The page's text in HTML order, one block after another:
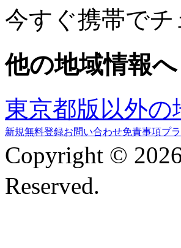
今すぐ携帯でチ
他の地域情報へ
東京都版以外の
新規無料登録お問い合わせ免責事項プ
Copyright ©
Reserved.